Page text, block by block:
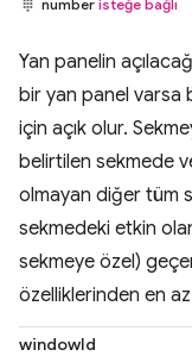
number isteğe bağlı
Yan panelin
bir yan panel varsa
için açık olur.
belirtilen sekmede
olmayan diğer tüm
sekmedeki etkin
sekmeye özel)
özelliklerinden en az
windowId